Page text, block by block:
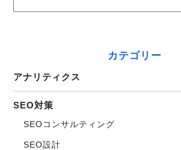
カテゴリー
アナリティクス
SEO対策
SEOコンサルティング
SEO設計